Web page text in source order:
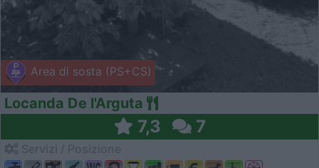
Area di sosta (PS+CS)
Locanda De l'Arguta
7,3 7